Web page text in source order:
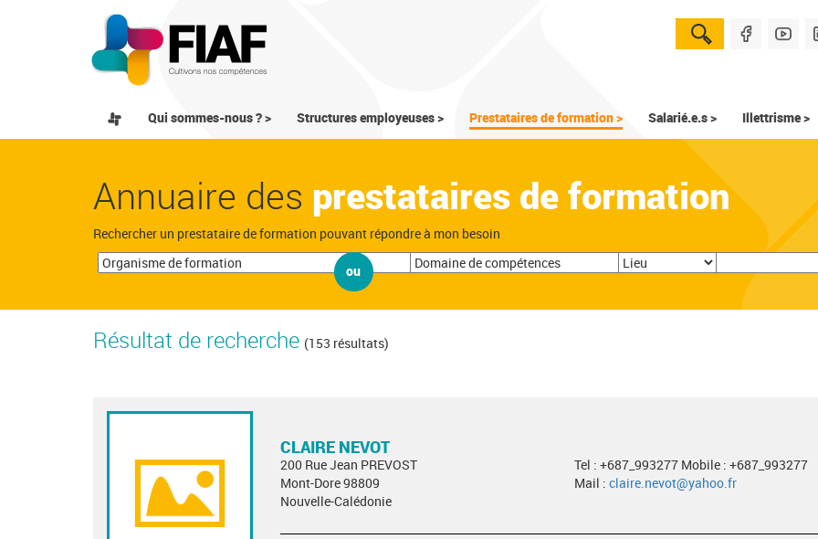
Qui sommes-nous ? > Structures employeuses > Prestataires de formation > Salarié.e.s > Illettrisme >
Annuaire des prestataires de formation
Rechercher un prestataire de formation pouvant répondre à mon besoin
ou
Résultat de recherche (153 résultats)
CLAIRE NEVOT
200 Rue Jean PREVOST
Mont-Dore 98809
Nouvelle-Calédonie
Tel : +687_993277 Mobile : +687_993277
Mail : claire.nevot@yahoo.fr